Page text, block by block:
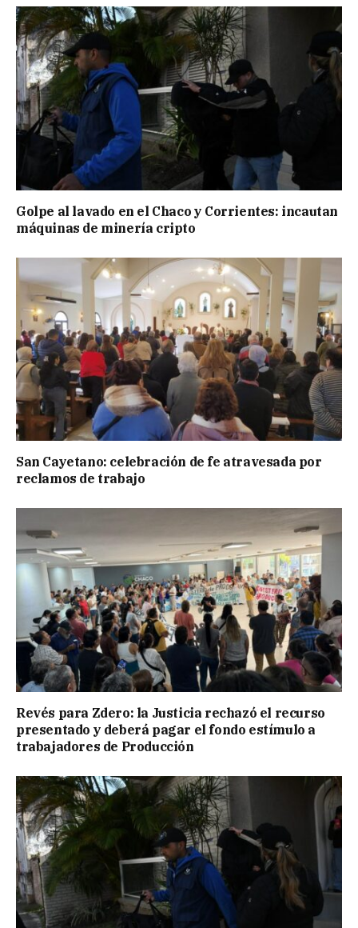
Golpe al lavado en el Chaco y Corrientes: incautan
máquinas de minería cripto
San Cayetano: celebración de fe atravesada por
reclamos de trabajo
Revés para Zdero: la Justicia rechazó el recurso
presentado y deberá pagar el fondo estímulo a
trabajadores de Producción